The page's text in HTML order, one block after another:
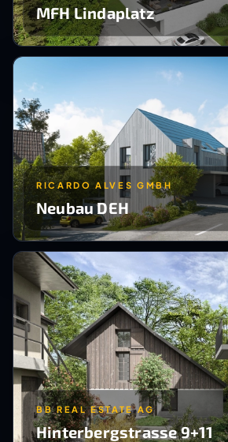
MFH Lindaplatz
RICARDO ALVES GMBH
Neubau DEH
BB REAL ESTATE AG
Hinterbergstrasse 9+11